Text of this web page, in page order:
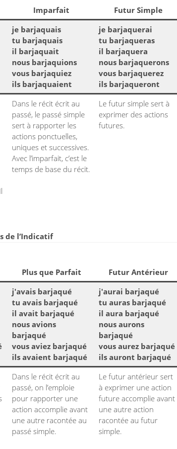
Imparfait
Futur Simple
je barjaquais
tu barjaquais
il barjaquait
nous barjaquions
vous barjaquiez
ils barjaquaient
je barjaquerai
tu barjaqueras
il barjaquera
nous barjaquerons
vous barjaquerez
ils barjaqueront
Dans le récit écrit au
passé, le passé simple
sert à rapporter les
actions ponctuelles,
uniques et successives.
Avec l’imparfait, c’est le
temps de base du récit.
Le futur simple sert à
exprimer des actions
futures.
de l’Indicatif
Plus que Parfait
Futur Antérieur
j'avais barjaqué
tu avais barjaqué
il avait barjaqué
nous avions
barjaqué
vous aviez barjaqué
ils avaient barjaqué
j'aurai barjaqué
tu auras barjaqué
il aura barjaqué
nous aurons
barjaqué
vous aurez barjaqué
ils auront barjaqué
Dans le récit écrit au
passé, on l’emploie
pour rapporter une
action accomplie avant
une autre racontée au
passé simple.
Le futur antérieur sert
à exprimer une action
future accomplie avant
une autre action
racontée au futur
simple.